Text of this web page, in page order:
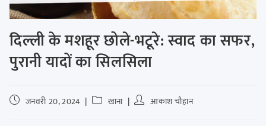
दिल्ली के मशहूर छोले-भटूरे: स्वाद का सफर,
पुरानी यादों का सिलसिला
जनवरी 20, 2024 खाना आकाश चौहान